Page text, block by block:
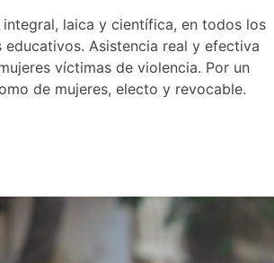
integral, laica y científica, en todos los
educativos. Asistencia real y efectiva
víctimas de violencia. Por un
de mujeres, electo y revocable.